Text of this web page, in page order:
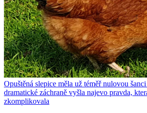
Opuštěná slepice měla už téměř nulovou
dramatické záchraně vyšla najevo pravda,
zkomplikovala